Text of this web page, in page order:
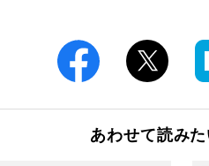
あわせて読み